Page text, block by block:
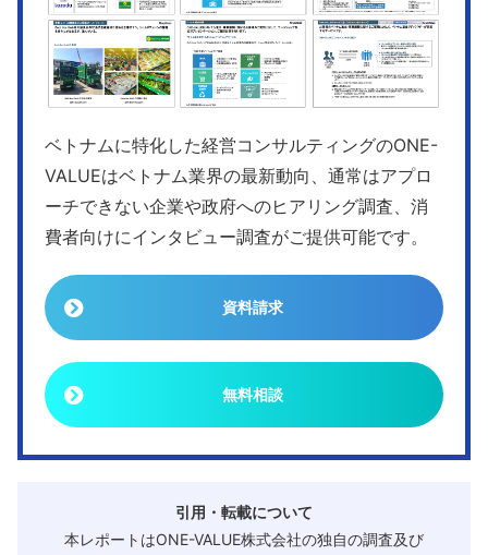
ベトナムに特化した経営コンサルティングのONE-
VALUEはベトナム業界の最新動向、通常はアプロ
ーチできない企業や政府へのヒアリング調査、消
費者向けにインタビュー調査がご提供可能です。
資料請求
無料相談
引用・転載について
本レポートはONE-VALUE株式会社の独自の調査及び